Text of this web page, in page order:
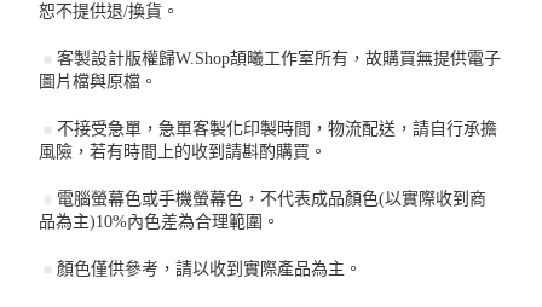
恕不提供退/換貨。
客製設計版權歸W.Shop頡曦工作室所有，故購買無提供電子
圖片檔與原檔。
不接受急單，急單客製化印製時間，物流配送，請自行承擔
風險，若有時間上的收到請斟酌購買。
電腦螢幕色或手機螢幕色，不代表成品顏色(以實際收到商
品為主)10%內色差為合理範圍。
顏色僅供參考，請以收到實際產品為主。